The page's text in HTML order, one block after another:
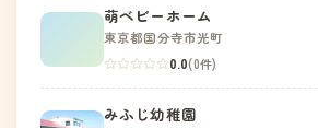
萌ベビーホーム
東京都国分寺市光町
0.0(0件)
みふじ幼稚園